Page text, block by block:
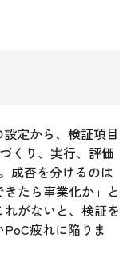
定から、検証項目
くり、実行、評価
成否を分けるのは
たら事業化か」と
がないと、検証を
疲れに陥りま